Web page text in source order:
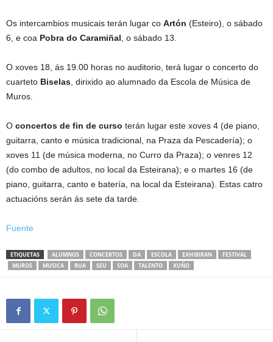
Os intercambios musicais terán lugar co Artón (Esteiro), o sábado
6, e coa Pobra do Caramiñal , o sábado 13.
O xoves 18, ás 19.00 horas no auditorio, terá lugar o concerto do
cuarteto Biselas , dirixido ao alumnado da Escola de Música de
Muros.
O concertos de fin de curso terán lugar este xoves 4 (de piano,
guitarra, canto e música tradicional, na Praza da Pescadería); o
xoves 11 (de música moderna, no Curro da Praza); o venres 12
(do combo de adultos, no local da Esteirana); e o martes 16 (de
piano, guitarra, canto e batería, na local da Esteirana). Estas catro
actuacións serán ás sete da tarde.
Fuente
ETIQUETAS ALUMNOS CONCERTOS DA ESCOLA EXHIBIRAN
FESTIVAL
MUROS
MUSICA RUA SEU SOA TALENTO XUÑO